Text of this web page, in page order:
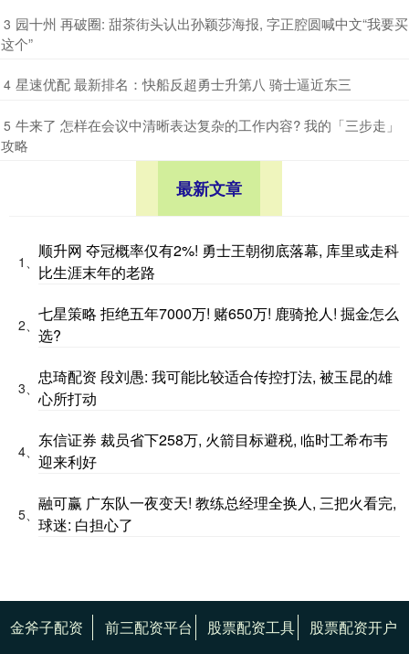
3 ​园十州 再破圈: 甜茶街头认出孙颖莎海报, 字正腔圆喊中文“我要买
这个”
4 ​星速优配 最新排名：快船反超勇士升第八 骑士逼近东三
5 ​牛来了 怎样在会议中清晰表达复杂的工作内容? 我的「三步走」
攻略
最新文章
1、
顺升网 夺冠概率仅有2%! 勇士王朝彻底落幕, 库里或走科
比生涯末年的老路
2、
七星策略 拒绝五年7000万! 赌650万! 鹿骑抢人! 掘金怎么
选?
3、
忠琦配资 段刘愚: 我可能比较适合传控打法, 被玉昆的雄
心所打动
4、
东信证券 裁员省下258万, 火箭目标避税, 临时工希布韦
迎来利好
5、
融可赢 广东队一夜变天! 教练总经理全换人, 三把火看完,
球迷: 白担心了
金斧子配资 前三配资平台 股票配资工具 股票配资开户